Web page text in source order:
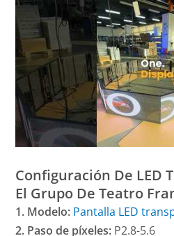
Configuración De LED
El Grupo De Teatro
1. Modelo: Pantalla LED
2. Paso de píxeles: P2.8-5.6